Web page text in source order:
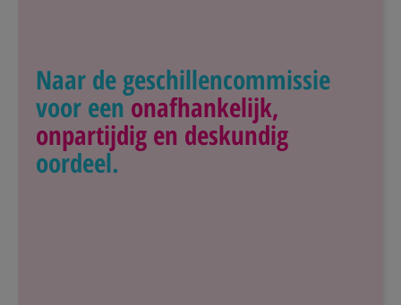
Naar de geschillencommissie
voor eenonafhankelijk,
onpartijdig en deskundig
oordeel.